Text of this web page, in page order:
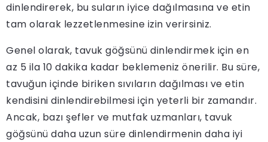
dinlendirerek, bu suların iyice dağılmasına ve etin
tam olarak lezzetlenmesine izin verirsiniz.
Genel olarak, tavuk göğsünü dinlendirmek için en
az 5 ila 10 dakika kadar beklemeniz önerilir. Bu süre,
tavuğun içinde biriken sıvıların dağılması ve etin
kendisini dinlendirebilmesi için yeterli bir zamandır.
Ancak, bazı şefler ve mutfak uzmanları, tavuk
göğsünü daha uzun süre dinlendirmenin daha iyi